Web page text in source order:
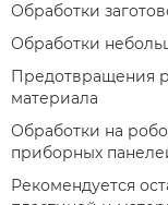
Обработки
Обработки
Предотвращения
материала
Обработки на
приборных
Рекомендуется